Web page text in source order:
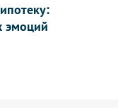
эмоций